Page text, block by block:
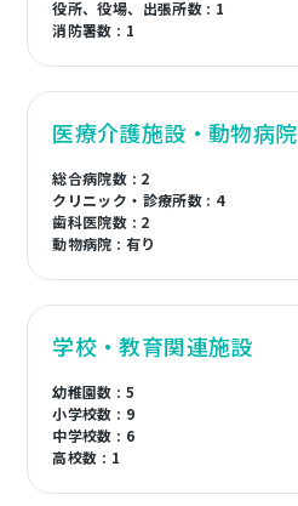
役所、役場、出張所数 : 1
消防署数 : 1
医療介護施設・動物病院
総合病院数 : 2
クリニック・診療所数 : 4
歯科医院数 : 2
動物病院 : 有り
学校・教育関連施設
幼稚園数 : 5
小学校数 : 9
中学校数 : 6
高校数 : 1